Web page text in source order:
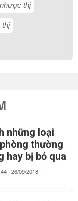
nhược thị
thị
những loại
thường
hay bị bỏ qua
| 26/09/2018